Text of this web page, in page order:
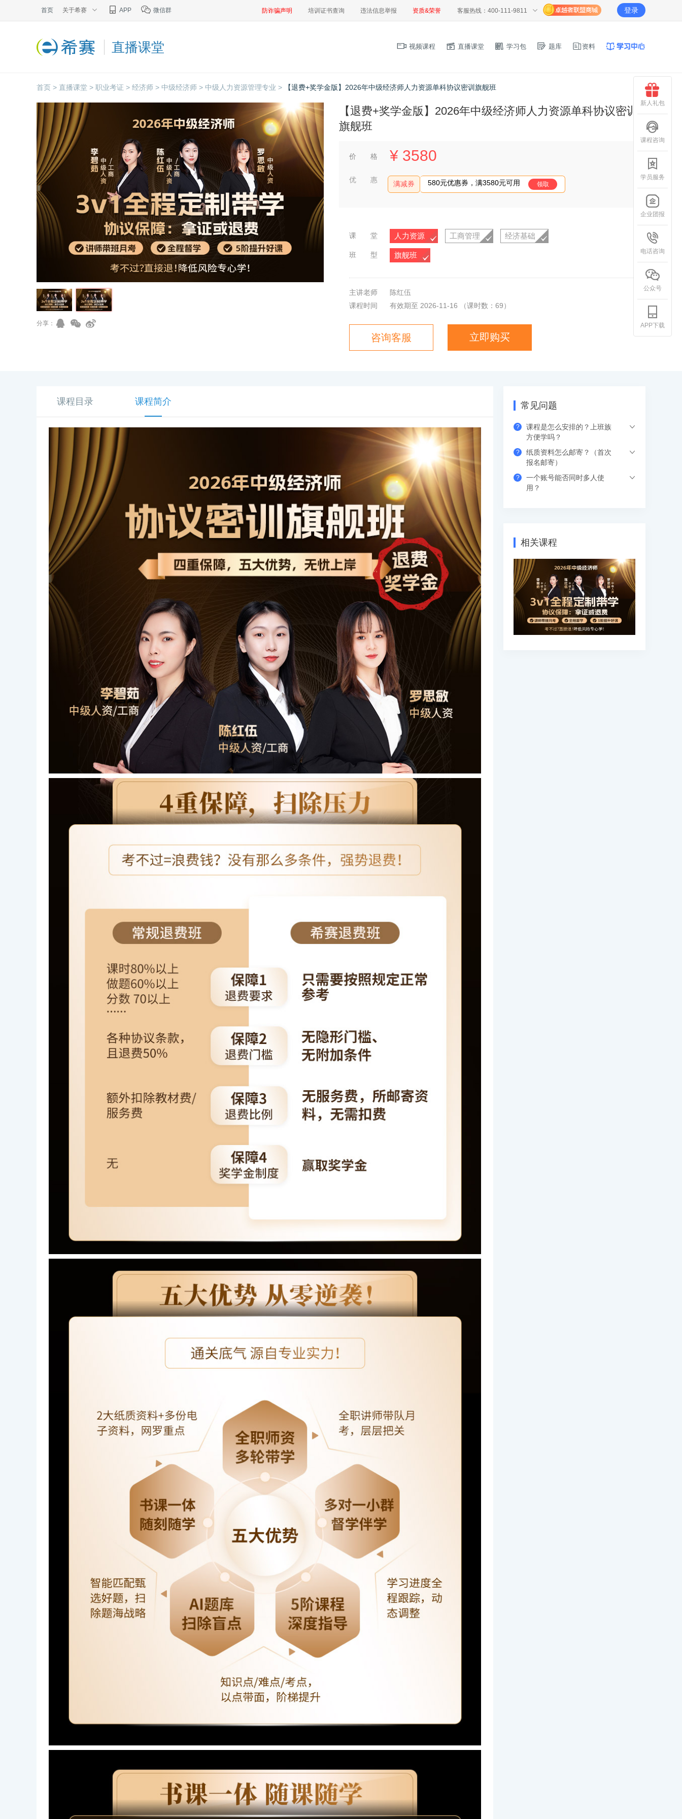
首页 关于希赛 APP 微信群 防诈骗声明 培训证书查询 违法信息举报 资质&荣誉 客服热线：400-111-9811 登录
直播课堂 视频课程 直播课堂 学习包 题库 资料
首页 > 直播课堂 > 职业考证 > 经济师 > 中级经济师 > 中级人力资源管理专业 > 【退费+奖学金版】2026年中级经济师人力资源单科协议密训旗舰班
分享：
【退费+奖学金版】2026年中级经济师人力资源单科协议密训
旗舰班
价 格 ¥ 3580
优 惠 满减券 580元优惠券，满3580元可用 领取
课 堂 人力资源 工商管理 经济基础
班 型 旗舰班
主讲老师
陈红伍
课程时间
有效期至 2026-11-16 （课时数： 69）
咨询客服 立即购买
课程目录 课程简介 常见问题
?
课程是怎么安排的？上班族
方便学吗？
希赛的直播课程都是安排在工作日的晚上
果错过网络课，也可以看回放，可反复进
?
纸质资料怎么邮寄？（首次
报名邮寄）
支付成功后请填写收货地址信息，资料/图
?
一个账号能否同时多人使
用？
备，超出数量自动踢出最早登录的设备。
相关课程
新人礼包
课程咨询
学员服务
企业团报
电话咨询
公众号
APP下载